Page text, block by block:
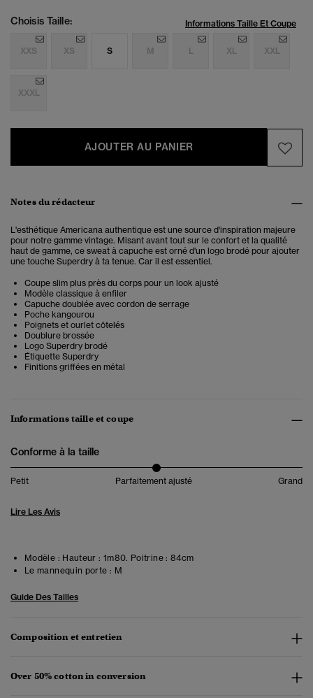
Choisis Taille: Informations Taille Et Coupe
XXS XS S M L XL XXL
XXXL
AJOUTER AU PANIER
Notes du rédacteur
L'esthétique Americana authentique est une source d'inspiration majeure
pour notre gamme vintage. Misant avant tout sur le confort et la qualité
haut de gamme, ce sweat à capuche est orné d'un logo brodé pour ajouter
une touche Superdry à ta tenue. Car il est essentiel.
Coupe slim plus près du corps pour un look ajusté
Modèle classique à enfiler
Capuche doublée avec cordon de serrage
Poche kangourou
Poignets et ourlet côtelés
Doublure brossée
Logo Superdry brodé
Étiquette Superdry
Finitions griffées en métal
Informations taille et coupe
Conforme à la taille
Petit Parfaitement ajusté Grand
Lire Les Avis
Modèle : Hauteur : 1m80. Poitrine : 84cm
Le mannequin porte : M
Guide Des Tailles
Composition et entretien
Over 50% cotton in conversion